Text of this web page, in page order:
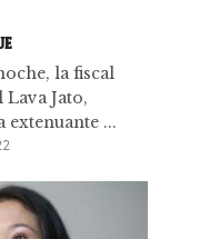
la fiscal
Jato,
...